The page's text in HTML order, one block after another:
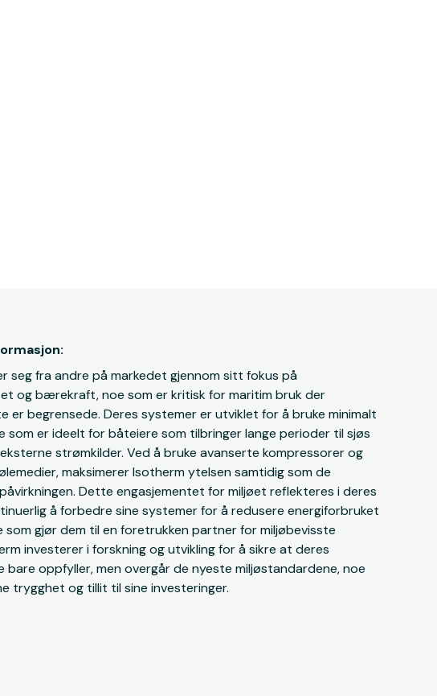
seg fra andre på markedet gjennom sitt fokus på
og bærekraft, noe som er kritisk for maritim bruk der
er begrensede. Deres systemer er utviklet for å bruke minimalt
som er ideelt for båteiere som tilbringer lange perioder til sjøs
strømkilder. Ved å bruke avanserte kompressorer og
maksimerer Isotherm ytelsen samtidig som de
Dette engasjementet for miljøet reflekteres i deres
å forbedre sine systemer for å redusere energiforbruket
som gjør dem til en foretrukken partner for miljøbevisste
investerer i forskning og utvikling for å sikre at deres
bare oppfyller, men overgår de nyeste miljøstandardene, noe
trygghet og tillit til sine investeringer.